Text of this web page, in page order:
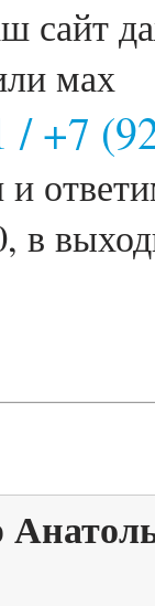
сайт
мах
/+7
в